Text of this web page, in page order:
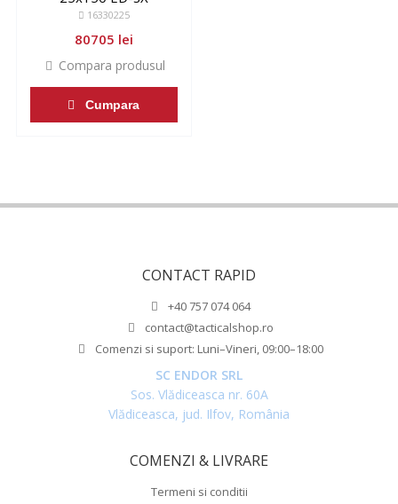
16330225
80705 lei
Compara produsul
Cumpara
CONTACT RAPID
+40 757 074 064
contact@tacticalshop.ro
Comenzi si suport: Luni–Vineri, 09:00–18:00
SC ENDOR SRL
Sos. Vlădiceasca nr. 60A
Vlădiceasca, jud. Ilfov, România
COMENZI & LIVRARE
Termeni si conditii